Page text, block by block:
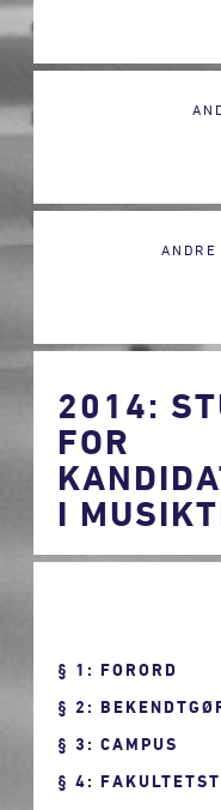
ANDRE
2014:
FOR
I
1: FORORD
2:
3: CAMPUS
4: